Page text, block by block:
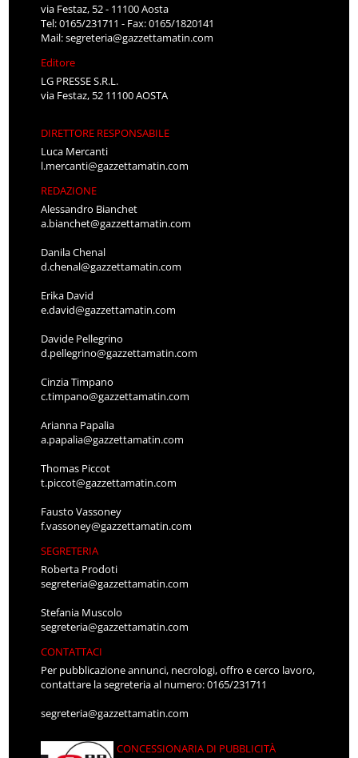
via Festaz, 52 - 11100 Aosta
Tel: 0165/231711 - Fax: 0165/1820141
Mail:segreteria@gazzettamatin.com
Editore
LG PRESSE S.R.L.
via Festaz, 52 11100 AOSTA
DIRETTORE RESPONSABILE
Luca Mercanti
l.mercanti@gazzettamatin.com
REDAZIONE
Alessandro Bianchet
a.bianchet@gazzettamatin.com
Danila Chenal
d.chenal@gazzettamatin.com
Erika David
e.david@gazzettamatin.com
Davide Pellegrino
d.pellegrino@gazzettamatin.com
Cinzia Timpano
c.timpano@gazzettamatin.com
Arianna Papalia
a.papalia@gazzettamatin.com
Thomas Piccot
t.piccot@gazzettamatin.com
Fausto Vassoney
f.vassoney@gazzettamatin.com
SEGRETERIA
Roberta Prodoti
segreteria@gazzettamatin.com
Stefania Muscolo
segreteria@gazzettamatin.com
CONTATTACI
Per pubblicazione annunci, necrologi, offro e cerco lavoro,
contattare la segreteria al numero: 0165/231711
segreteria@gazzettamatin.com
CONCESSIONARIA DI PUBBLICITÀ